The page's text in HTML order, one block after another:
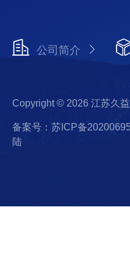
公司简介
Copyright © 2026 江苏久
备案号：苏ICP备
陆